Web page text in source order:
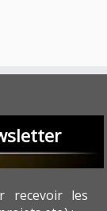
recevoir les